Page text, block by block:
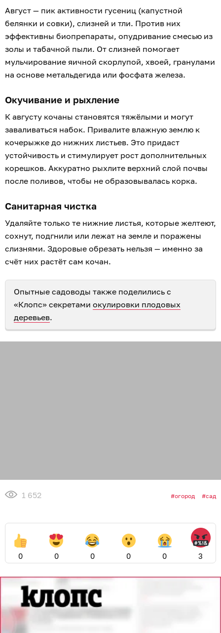
Август — пик активности гусениц (капустной
белянки и совки), слизней и тли. Против них
эффективны биопрепараты, опудривание смесью из
золы и табачной пыли. От слизней помогает
мульчирование яичной скорлупой, хвоей, гранулами
на основе метальдегида или фосфата железа.
Окучивание и рыхление
К августу кочаны становятся тяжёлыми и могут
заваливаться набок. Привалите влажную землю к
кочерыжке до нижних листьев. Это придаст
устойчивость и стимулирует рост дополнительных
корешков. Аккуратно рыхлите верхний слой почвы
после поливов, чтобы не образовывалась корка.
Санитарная чистка
Удаляйте только те нижние листья, которые желтеют,
сохнут, подгнили или лежат на земле и поражены
слизнями. Здоровые обрезать нельзя — именно за
счёт них растёт сам кочан.
Опытные садоводы также поделились с
«Клопс» секретами окулировки плодовых
деревьев.
1 652 огород сад
0 0 0 0 0 3